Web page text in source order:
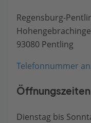
Regensburg-
93080 Pentling
Telefonnummer
Öffnungszeiten
Dienstag bis